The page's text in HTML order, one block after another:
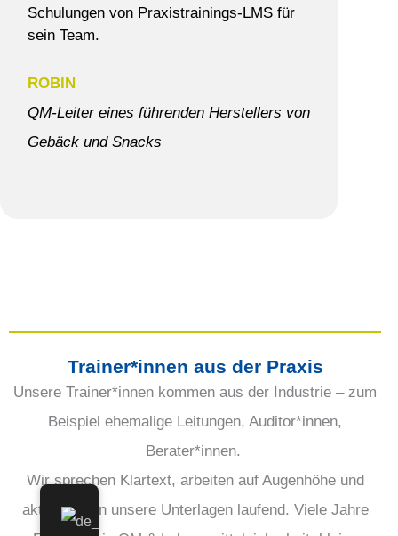
v
n
5
Schulungen von Praxistrainings-LMS für
sein Team.
ROBIN
QM-Leiter eines führenden Herstellers von
Gebäck und Snacks
Trainer*innen aus der Praxis
Unsere Trainer*innen kommen aus der Industrie – zum
Beispiel ehemalige Leitungen, Auditor*innen,
Berater*innen.
Wir sprechen Klartext, arbeiten auf Augenhöhe und
aktualisieren unsere Unterlagen laufend. VieleJahre